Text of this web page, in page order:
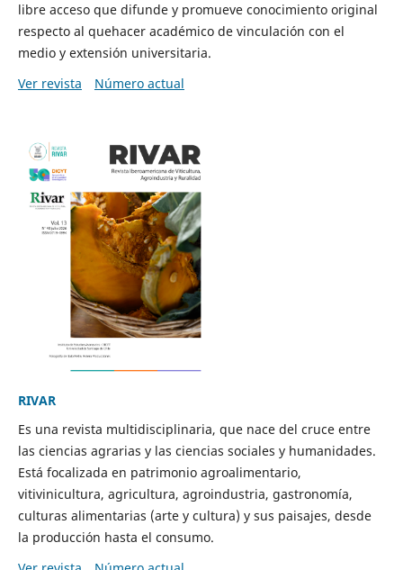
libre acceso que difunde y promueve conocimiento original
respecto al quehacer académico de vinculación con el
medio y extensión universitaria.
Ver revista
Número actual
RIVAR
Es una revista multidisciplinaria, que nace del cruce entre
las ciencias agrarias y las ciencias sociales y humanidades.
Está focalizada en patrimonio agroalimentario,
vitivinicultura, agricultura, agroindustria, gastronomía,
culturas alimentarias (arte y cultura) y sus paisajes, desde
la producción hasta el consumo.